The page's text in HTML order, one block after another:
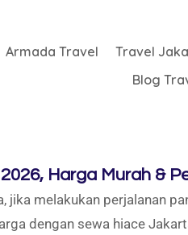
Armada Travel Travel
Blog
Harga Murah &
jika melakukan perjalanan
dengan sewa hiace